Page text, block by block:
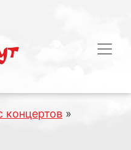
концертов »